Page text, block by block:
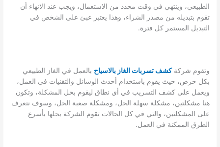
الطبيعي، وينتهي في وقت محدد من الاستعمال، ويجب عند الانهاء أن
تقوم بتبديله من مصدر الشراء، وهذا يعتبر عبئ على الشخص في
التبديل المستمر كل فترة.
وتقوم شركةكشف تسربات الغاز بالاسياح بالعمل في الغاز الطبيعي
بكل حرص، حيث يقوم باستخدام أحدث الوسائل والتقنيات في العمل،
ويعمل على كشف التسريب في أي نطاق ليقوم بحل المشكلة، وتكون
هنا مشكلتين، مشكلة سهلة الحل، ومشكلة صعبة الحل، وسوف نتعرف
على المشكلتين، والتي في كل الحالات تقوم الشركة بحلها بأسرع
الطرق الممكنة في العمل.